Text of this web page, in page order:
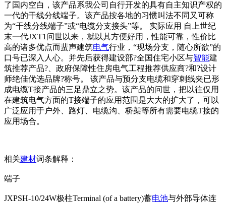
了国内空白，该产品系我公司自行开发的具有自主知识产权的
一代的干线分线端子。该产品按各地的习惯叫法不同又可称
为“干线分线端子”或“电缆分支接头”等。 实际应用 自上世纪
末一代JXT1问世以来，就以其方便好用，性能可靠，性价比
高的诸多优点而蜚声建筑电气行业，“现场分支，随心所欲”的
口号已深入人心。并先后获得建设部?全国住宅小区与智能建
筑推荐产品?、政府保障性住房电气工程推荐供应商?和?设计
师绝佳优选品牌?称号。 该产品与预分支电缆和穿刺线夹已形
成电缆T接产品的三足鼎立之势。该产品的问世，把以往仅用
在建筑电气方面的T接端子的应用范围是大大的扩大了，可以
广泛应用于户外、路灯、电缆沟、桥架等所有需要电缆T接的
应用场合。
相关建材词条解释：
端子
JXPSH-10/24W极柱Terminal (of a battery)蓄电池与外部导体连